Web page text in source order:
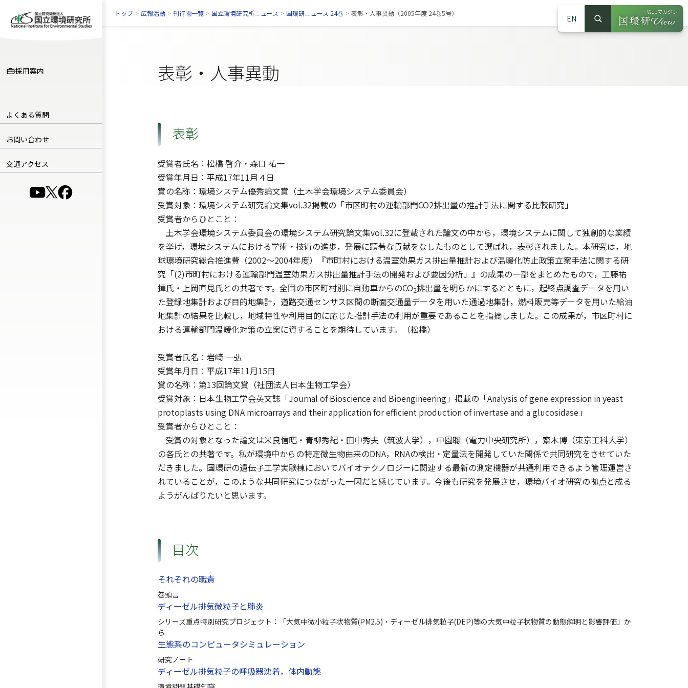
採用案内
よくある質問
お問い合わせ
交通アクセス
（別ウインドウで開きます）
（別ウインドウで開きます）
（別ウインドウで開きます）
EN
サイト内検索
検索
Webマガジン
（別ウインドウ
トップ > 広報活動 > 刊行物一覧 > 国立環境研究所ニュース > 国環研ニュース 24巻 > 表彰・人事異動（2005年度 24巻5号）
表彰・人事異動
表彰
受賞者氏名：松橋 啓介・森口 祐一
受賞年月日：平成17年11月４日
賞の名称：環境システム優秀論文賞（土木学会環境システム委員会）
受賞対象：環境システム研究論文集vol.32掲載の「市区町村の運輸部門CO2排出量の推計手法に関する比較研究」
受賞者からひとこと：
土木学会環境システム委員会の環境システム研究論文集vol.32に登載された論文の中から，環境システムに関して独創的な業績
を挙げ，環境システムにおける学術・技術の進歩，発展に顕著な貢献をなしたものとして選ばれ，表彰されました。本研究は，地
球環境研究総合推進費（2002～2004年度）『市町村における温室効果ガス排出量推計および温暖化防止政策立案手法に関する研
究「(2)市町村における運輸部門温室効果ガス排出量推計手法の開発および要因分析」』の成果の一部をまとめたもので，工藤祐
揮氏・上岡直見氏との共著です。全国の市区町村別に自動車からのCO2排出量を明らかにするとともに，起終点調査データを用い
た登録地集計および目的地集計，道路交通センサス区間の断面交通量データを用いた通過地集計，燃料販売等データを用いた給油
地集計の結果を比較し，地域特性や利用目的に応じた推計手法の利用が重要であることを指摘しました。この成果が，市区町村に
おける運輸部門温暖化対策の立案に資することを期待しています。（松橋）
受賞者氏名：岩崎 一弘
受賞年月日：平成17年11月15日
賞の名称：第13回論文賞（社団法人日本生物工学会）
受賞対象：日本生物工学会英文誌「Journal of Bioscience and Bioengineering」掲載の「Analysis of gene expression in yeast
protoplasts using DNA microarrays and their application for efficient production of invertase and a glucosidase」
受賞者からひとこと：
受賞の対象となった論文は米良信昭・青柳秀紀・田中秀夫（筑波大学），中園聡（電力中央研究所），齋木博（東京工科大学）
の各氏との共著です。私が環境中からの特定微生物由来のDNA，RNAの検出・定量法を開発していた関係で共同研究をさせていた
だきました。国環研の遺伝子工学実験棟においてバイオテクノロジーに関連する最新の測定機器が共通利用できるよう管理運営さ
れていることが，このような共同研究につながった一因だと感じています。今後も研究を発展させ，環境バイオ研究の拠点と成る
ようがんばりたいと思います。
目次
それぞれの職責
巻頭言
ディーゼル排気微粒子と肺炎
シリーズ重点特別研究プロジェクト：「大気中微小粒子状物質(PM2.5)・ディーゼル排気粒子(DEP)等の大気中粒子状物質の動態解明と影響評価」か
ら
生態系のコンピュータシミュレーション
研究ノート
ディーゼル排気粒子の呼吸器沈着，体内動態